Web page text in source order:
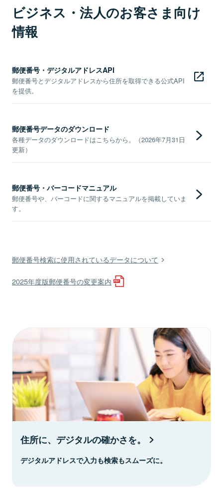
ビジネス・法人のお客さま向け
情報
郵便番号・デジタルアドレスAPI
郵便番号とデジタルアドレスから住所を取得できる公式API
を提供。
郵便番号データのダウンロード
各種データのダウンロードはこちらから。（2026年7月31日
更新）
郵便番号・バーコードマニュアル
郵便番号や、バーコードに関するマニュアルを掲載していま
す。
郵便番号検索に使用されているデータについて
2025年度版郵便番号の変更案内
住所に、デジタルの確かさを。
デジタルアドレスで入力も検索もスムーズに。